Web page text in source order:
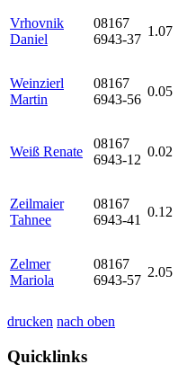
Vrhovnik
Daniel
08167
6943-37
1.07
Weinzierl
Martin
08167
6943-56
0.05
Weiß Renate
08167
6943-12
0.02
Zeilmaier
Tahnee
08167
6943-41
0.12
Zelmer
Mariola
08167
6943-57
2.05
drucken nach oben
Quicklinks